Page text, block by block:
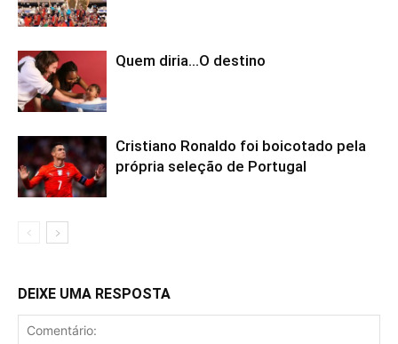
Quem diria…O destino
Cristiano Ronaldo foi boicotado pela
própria seleção de Portugal
DEIXE UMA RESPOSTA